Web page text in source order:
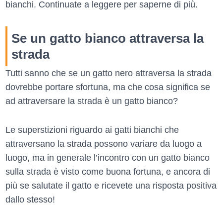
bianchi. Continuate a leggere per saperne di più.
Se un gatto bianco attraversa la
strada
Tutti sanno che se un gatto nero attraversa la strada
dovrebbe portare sfortuna, ma che cosa significa se
ad attraversare la strada è un gatto bianco?
Le superstizioni riguardo ai gatti bianchi che
attraversano la strada possono variare da luogo a
luogo, ma in generale l’incontro con un gatto bianco
sulla strada è visto come buona fortuna, e ancora di
più se salutate il gatto e ricevete una risposta positiva
dallo stesso!